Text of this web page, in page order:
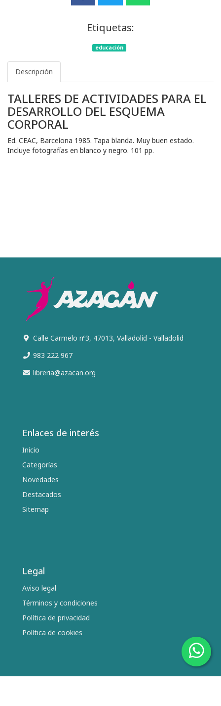
Etiquetas:
educación
Descripción
TALLERES DE ACTIVIDADES PARA EL
DESARROLLO DEL ESQUEMA
CORPORAL
Ed. CEAC, Barcelona 1985. Tapa blanda. Muy buen estado.
Incluye fotografías en blanco y negro. 101 pp.
Calle Carmelo nº3, 47013, Valladolid - Valladolid
983 222 967
libreria@azacan.org
Enlaces de interés
Inicio
Categorías
Novedades
Destacados
Sitemap
Legal
Aviso legal
Términos y condiciones
Política de privacidad
Política de cookies